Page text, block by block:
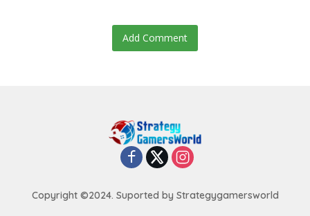
Add Comment
Copyright ©2024. Suported by Strategygamersworld